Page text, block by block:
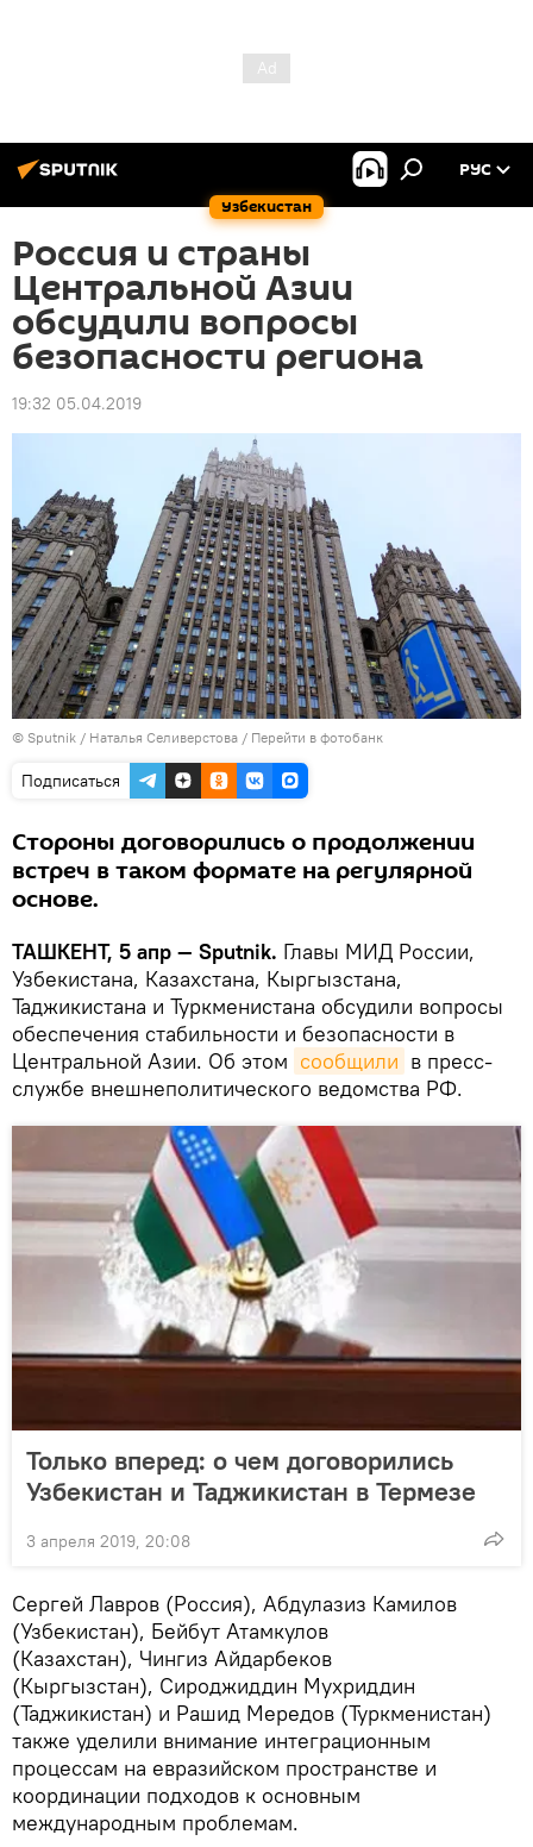
Узбекистан
РУС
Россия и страны
Центральной Азии
обсудили вопросы
безопасности региона
19:32 05.04.2019
© Sputnik / Наталья Селиверстова / Перейти в фотобанк
Подписаться
Стороны договорились о продолжении
встреч в таком формате на регулярной
основе.
ТАШКЕНТ, 5 апр — Sputnik. Главы МИД России,
Узбекистана, Казахстана, Кыргызстана,
Таджикистана и Туркменистана обсудили вопросы
обеспечения стабильности и безопасности в
Центральной Азии. Об этом сообщили в пресс-
службе внешнеполитического ведомства РФ.
Только вперед: о чем договорились
Узбекистан и Таджикистан в Термезе
3 апреля 2019, 20:08
Сергей Лавров (Россия), Абдулазиз Камилов
(Узбекистан), Бейбут Атамкулов
(Казахстан), Чингиз Айдарбеков
(Кыргызстан), Сироджиддин Мухриддин
(Таджикистан) и Рашид Мередов (Туркменистан)
также уделили внимание интеграционным
процессам на евразийском пространстве и
координации подходов к основным
международным проблемам.